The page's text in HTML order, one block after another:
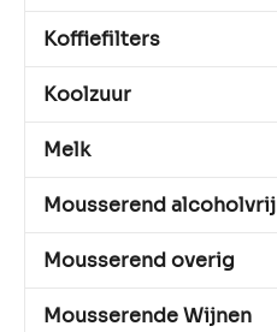
Koffiefilters
Koolzuur
Melk
Mousserend alcoholvrij
Mousserend overig
Mousserende Wijnen